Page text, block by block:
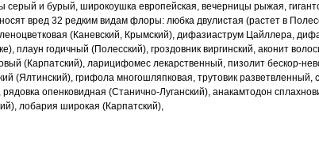
серый и бурый, широкоушка европейская, вечерницырыжая,
вред 32 редкимвидам флоры: любка двулистая (растет в
(Каневский, Крымский),дифазиаструм Цайллера,
плаун годичный (Полесский), гроздовник виргинский,аконит
(Карпатский), ларицифомес лекарственный, пизолит бескор-
(Ялтинский),грифола многошляпковая, трутовик разветвленный,
рядовка опенковидная(Станично-Луганский), анакамтодон
лобария широкая (Карпатский),